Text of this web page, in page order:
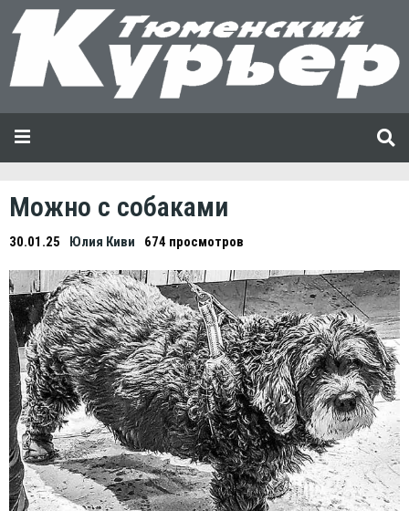
Можно с собаками
30.01.25 Юлия Киви 674 просмотров